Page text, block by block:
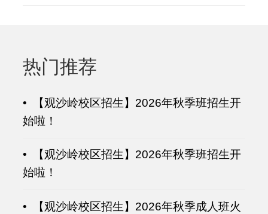
热门推荐
• 【观沙岭校区招生】2026年秋季班招生开
始啦！
• 【观沙岭校区招生】2026年秋季班招生开
始啦！
• 【观沙岭校区招生】2026年秋季成人班火